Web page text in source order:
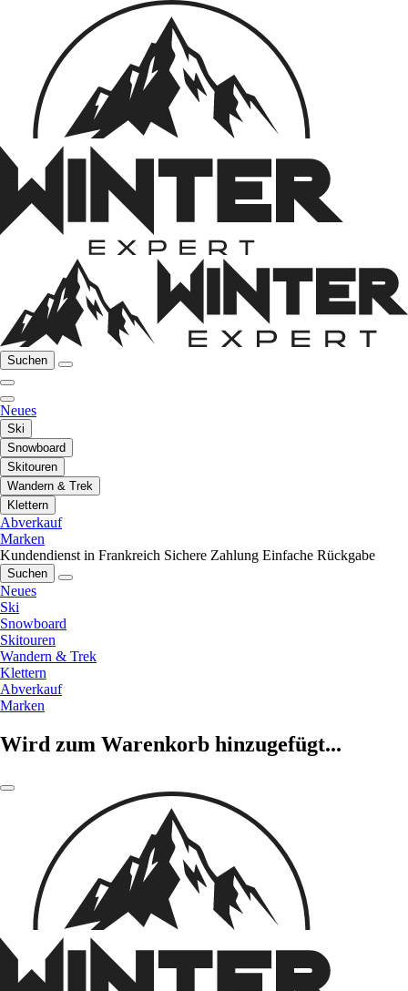
Suchen
Neues
Ski
Snowboard
Skitouren
Wandern & Trek
Klettern
Abverkauf
Marken
Kundendienst in Frankreich Sichere Zahlung Einfache Rückgabe
Suchen
Neues
Ski
Snowboard
Skitouren
Wandern & Trek
Klettern
Abverkauf
Marken
Wird zum Warenkorb hinzugefügt...